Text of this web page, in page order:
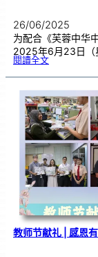
26/06/2025
为配合《芙蓉中华
2025年6月23日（
閱讀全文:芙
动
卖
预
售
活
动
|家
长
会
全
力
支
持
华
教
发
展
教师节献礼 | 感恩